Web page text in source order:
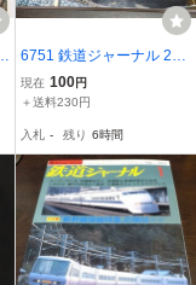
6751 鉄道ジャーナル 200
0年3月号 特集 2000年の
ＪＲ列車
現在 100円
＋送料230円
入札 - 残り 6時間